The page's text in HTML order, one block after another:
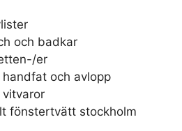
och badkar
er
handfat och avlopp
vitvaror
fönstertvätt stockholm